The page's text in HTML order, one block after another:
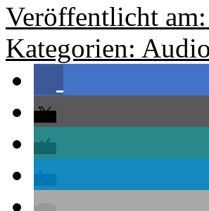
Veröffentlicht
Kategorien: Audio